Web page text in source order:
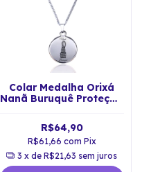
Colar Medalha Orixá
Nanã Buruquê Proteção
R$64,90
R$61,66 com Pix
3 x deR$21,63 sem juros